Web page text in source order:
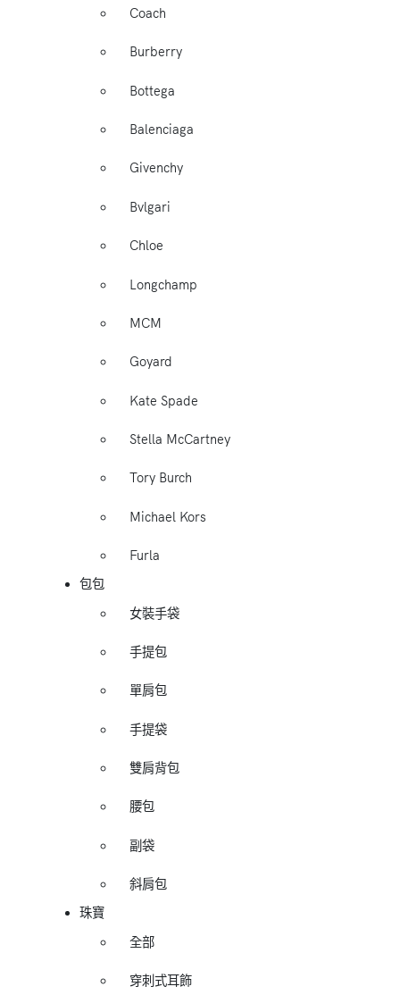
Coach
Burberry
Bottega
Balenciaga
Givenchy
Bvlgari
Chloe
Longchamp
MCM
Goyard
Kate Spade
Stella McCartney
Tory Burch
Michael Kors
Furla
包包
女裝手袋
手提包
單肩包
手提袋
雙肩背包
腰包
副袋
斜肩包
珠寶
全部
穿刺式耳飾